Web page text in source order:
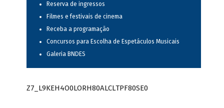
Reserva de ingressos
Filmes e festivais de cinema
Receba a programação
Concursos para Escolha de Espetáculos Musicais
Galeria BNDES
Z7_L9KEH4O0LORH80ALCLTPF80SE0